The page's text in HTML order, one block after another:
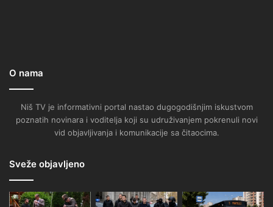
O nama
Niš TV je informativni portal nastao dugogodišnjim iskustvom
poznatih novinara i voditelja koji su udruživanjem pokrenuli novi
vid objavljivanja i komunikacije sa čitaocima.
Sveže objavljeno